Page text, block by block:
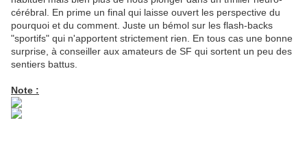
cérébral. En prime un final qui laisse ouvert les perspective du
pourquoi et du comment. Juste un bémol sur les flash-backs
"sportifs" qui n'apportent strictement rien. En tous cas une bonne
surprise, à conseiller aux amateurs de SF qui sortent un peu des
sentiers battus.
Note :